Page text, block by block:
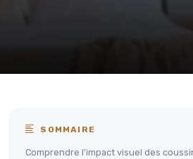
SOMMAIRE
Comprendre l'impact visuel des